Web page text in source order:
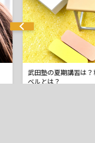
武田塾の夏期講習は
ベルとは？